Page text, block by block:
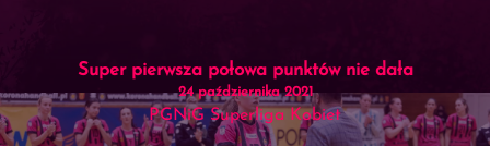
Super pierwsza połowa punktów nie dała
24 października 2021
PGNiG Superliga Kobiet